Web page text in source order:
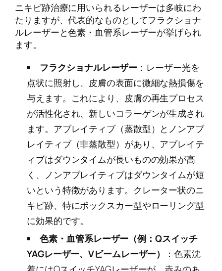
ニキビ跡治療に用いられるレーザーは多岐にわ
たりますが、代表的なものとしてフラクショナ
ルレーザーと色素・血管系レーザーが挙げられ
ます。
フラクショナルレーザー ：レーザー光を
点状に照射し、皮膚の表面に微細な熱損傷を
与えます。これにより、皮膚の再生プロセス
が活性化され、新しいコラーゲンが生成され
ます。アブレイティブ（蒸散型）とノンアブ
レイティブ（非蒸散型）があり、アブレイテ
ィブはダウンタイムが長いものの効果が高
く、ノンアブレイティブはダウンタイムが短
いという特徴があります。クレーター状のニ
キビ跡、特にボックスカー型やローリング型
に効果的です。
色素・血管系レーザー（例：Qスイッチ
YAGレーザー、Vビームレーザー）
：色素沈